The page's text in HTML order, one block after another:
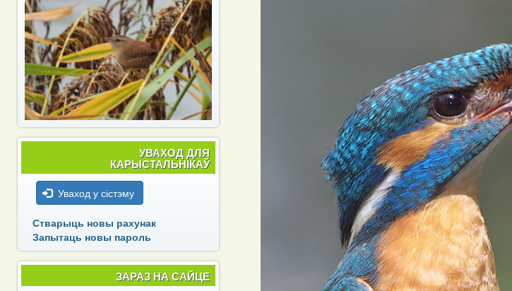
УВАХОД ДЛЯ
КАРЫСТАЛЬНІКАЎ
Уваход у сістэму
Стварыць новы рахунак
Запытаць новы пароль
ЗАРАЗ НА САЙЦЕ